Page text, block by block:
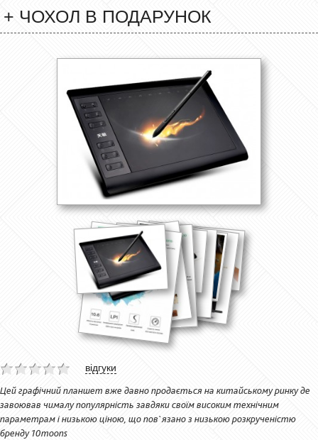
+ ЧОХОЛ В ПОДАРУНОК
відгуки
Цей графічний планшет вже давно продається на китайському ринку де
завоював чималу популярність завдяки своїм високим технічним
параметрам і низькою ціною, що пов`язано з низькою розкрученістю
бренду 10moons